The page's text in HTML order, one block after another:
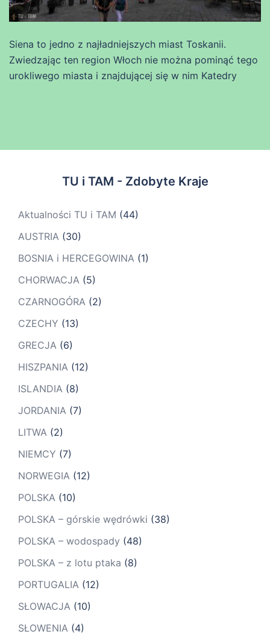
Siena to jedno z najładniejszych miast Toskanii.
Zwiedzając ten region Włoch nie można pominąć tego
urokliwego miasta i znajdującej się w nim Katedry
TU i TAM - Zdobyte Kraje
Aktualności TU i TAM (44)
AUSTRIA (30)
BOSNIA i HERCEGOWINA (1)
CHORWACJA (5)
CZARNOGÓRA (2)
CZECHY (13)
GRECJA (6)
HISZPANIA (12)
ISLANDIA (8)
JORDANIA (7)
LITWA (2)
NIEMCY (7)
NORWEGIA (12)
POLSKA (10)
POLSKA – górskie wędrówki (38)
POLSKA – wodospady (48)
POLSKA – z lotu ptaka (8)
PORTUGALIA (12)
SŁOWACJA (10)
SŁOWENIA (4)